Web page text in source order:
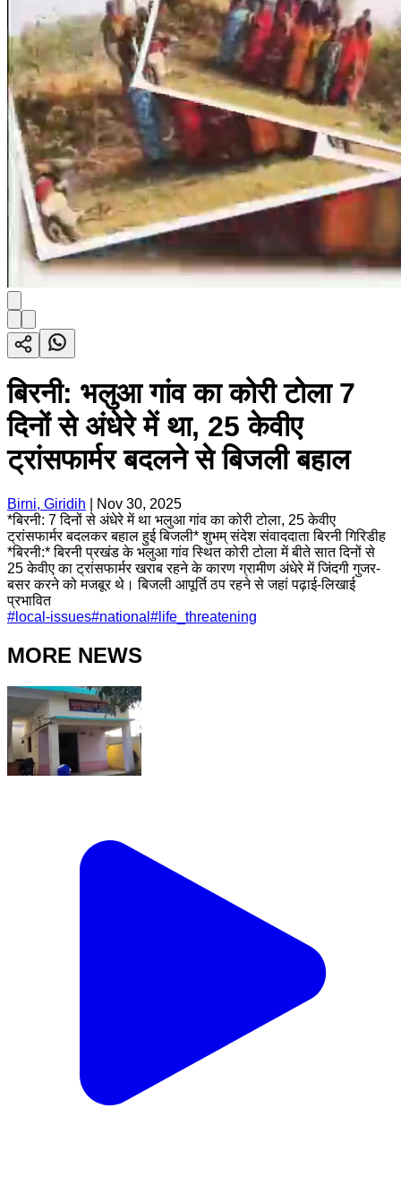
बिरनी: भलुआ गांव का कोरी टोला 7
दिनों से अंधेरे में था, 25 केवीए
ट्रांसफार्मर बदलने से बिजली बहाल
Birni, Giridih
Nov 30, 2025
*बिरनी: 7 दिनों से अंधेरे में था भलुआ गांव का कोरी टोला, 25 केवीए
ट्रांसफार्मर बदलकर बहाल हुई बिजली* शुभम् संदेश संवाददाता बिरनी गिरिडीह
*बिरनी:* बिरनी प्रखंड के भलुआ गांव स्थित कोरी टोला में बीते सात दिनों से
25 केवीए का ट्रांसफार्मर खराब रहने के कारण ग्रामीण अंधेरे में जिंदगी गुजर-
बसर करने को मजबूर थे। बिजली आपूर्ति ठप रहने से जहां पढ़ाई-लिखाई
प्रभावित
# local-issues#national # life_threatening
MORE NEWS